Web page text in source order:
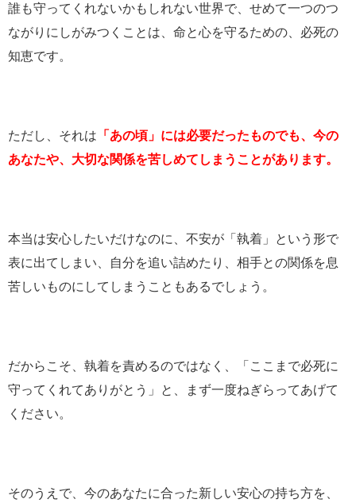
誰も守ってくれないかもしれない世界で、せめて一つのつ
ながりにしがみつくことは、命と心を守るための、必死の
知恵です。
ただし、それは 「あの頃」には必要だったものでも、今の
あなたや、大切な関係を苦しめてしまうことがあります。
本当は安心したいだけなのに、不安が「執着」という形で
表に出てしまい、自分を追い詰めたり、相手との関係を息
苦しいものにしてしまうこともあるでしょう。
だからこそ、執着を責めるのではなく、「ここまで必死に
守ってくれてありがとう」と、まず一度ねぎらってあげて
ください。
そのうえで、今のあなたに合った新しい安心の持ち方を、